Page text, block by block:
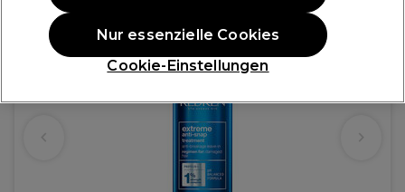
Cookie-Einstellungen
Nur essenzielle Cookies